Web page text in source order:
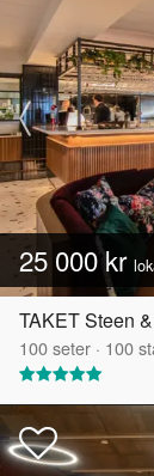
25 000 kr
TAKET Steen
100seter · 100